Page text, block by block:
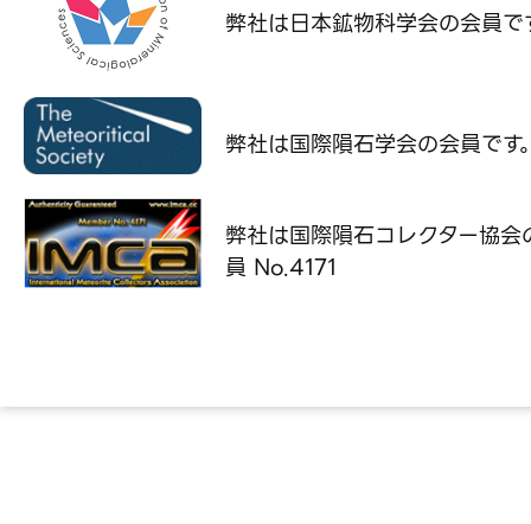
弊社は日本鉱物科学会の会員で
弊社は国際隕石学会の会員です
弊社は国際隕石コレクター協会
員 No.4171